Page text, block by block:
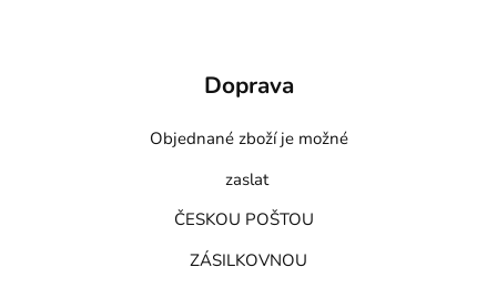
Doprava
Objednané zboží je možné
zaslat
ČESKOU POŠTOU
ZÁSILKOVNOU